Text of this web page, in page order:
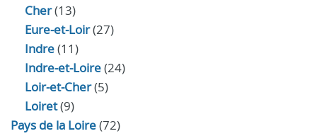
Cher(13)
Eure‑et‑Loir(27)
Indre(11)
Indre‑et‑Loire(24)
Loir‑et‑Cher(5)
Loiret(9)
Pays de la Loire(72)